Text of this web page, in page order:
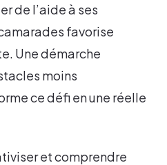
de l’aide à ses
favorise
Une démarche
moins
ce défi en une réelle
et comprendre